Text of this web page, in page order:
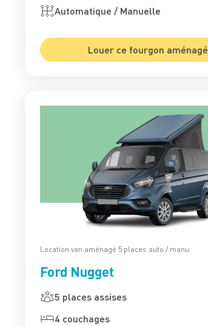
Automatique / Manuelle
Louer ce fourgon aménagé
Location van aménagé 5 places auto / manu
Ford Nugget
5 places assises
4 couchages